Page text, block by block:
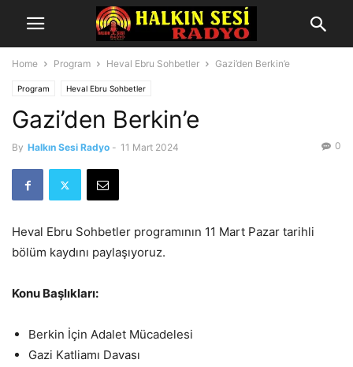
Home Program Heval Ebru Sohbetler Gazi’den Berkin’e
Program Heval Ebru Sohbetler
Gazi’den Berkin’e
By Halkın Sesi Radyo - 11 Mart 2024 0
Heval Ebru Sohbetler programının 11 Mart Pazar tarihli
bölüm kaydını paylaşıyoruz.
Konu Başlıkları:
Berkin İçin Adalet Mücadelesi
Gazi Katliamı Davası